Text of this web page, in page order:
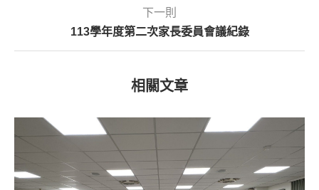
下一則
113學年度第二次家長委員會議紀錄
相關文章